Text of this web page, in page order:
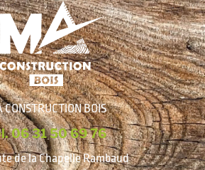
CONSTRUCTION BOIS
06 31 50 69 76
de la Chapelle Rambaud